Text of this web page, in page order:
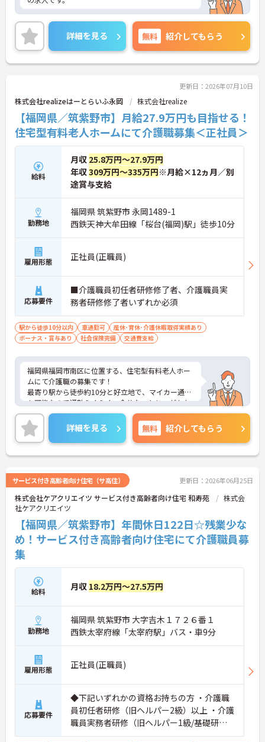
詳細を見る 無料 紹介してもらう
更新日：2026年07月10日
株式会社realizeはーとらいふ永岡 株式会社realize
【福岡県／筑紫野市】月給27.9万円も目指せる！
住宅型有料老人ホームにて介護職募集＜正社員＞
給料
月収 25.8万円～27.9万円
年収309万円～335万円※月給×12ヵ月／別
途賞与支給
勤務地
福岡県 筑紫野市 永岡1489-1
西鉄天神大牟田線「桜台(福岡)駅」徒歩10分
雇用形態 正社員(正職員)
応募要件
■介護職員初任者研修修了者、介護職員実
務者研修修了者いずれか必須
駅から徒歩10分以内 車通勤可
産休･育休･介護休暇取得実績あり
ボーナス・賞与あり
社会保険完備 交通費支給
福岡県福岡市南区に位置する、住宅型有料老人ホー
ムにて介護職の募集です！
最寄り駅から徒歩約10分と好立地で、マイカー通勤
も可能なので通勤らくらく、余分なストレスがかか
りません◎
ご興味のある方には、面接対策ポイントなど、さら
に詳細をお話しいたしますのでお気軽にご相談くだ
さい！
詳細を見る 無料 紹介してもらう
サービス付き高齢者向け住宅（サ高住） 更新日：2026年06月25日
株式会社ケアクリエイツ サービス付き高齢者向け住宅 和寿苑
株式会
社ケアクリエイツ
【福岡県／筑紫野市】年間休日122日☆残業少な
め！サービス付き高齢者向け住宅にて介護職員募
集
給料 月収 18.2万円～27.5万円
勤務地
福岡県 筑紫野市 大字吉木１７２６番１
西鉄太宰府線「太宰府駅」バス・車9分
雇用形態 正社員(正職員)
応募要件
◆下記いずれかの資格お持ちの方 ・介護職
員初任者研修（旧ヘルパー2級）以上 ・介護
職員実務者研修（旧ヘルパー1級/基礎研
修） ・介護福祉士